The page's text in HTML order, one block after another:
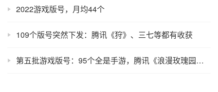
2022游戏版号，月均44个
109个版号突然下发：腾讯《狩》、三七等都有收获
第五批游戏版号：95个全是手游，腾讯《浪漫玫瑰园》在列